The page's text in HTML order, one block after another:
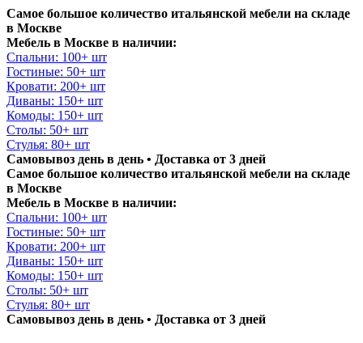
Самое большое количество итальянской мебели на складе
в Москве
Мебель в Москве в наличии:
Спальни: 100+ шт
Гостиные: 50+ шт
Кровати: 200+ шт
Диваны: 150+ шт
Комоды: 150+ шт
Столы: 50+ шт
Стулья: 80+ шт
Самовывоз день в день • Доставка от 3 дней
Самое большое количество итальянской мебели на складе
в Москве
Мебель в Москве в наличии:
Спальни: 100+ шт
Гостиные: 50+ шт
Кровати: 200+ шт
Диваны: 150+ шт
Комоды: 150+ шт
Столы: 50+ шт
Стулья: 80+ шт
Самовывоз день в день • Доставка от 3 дней